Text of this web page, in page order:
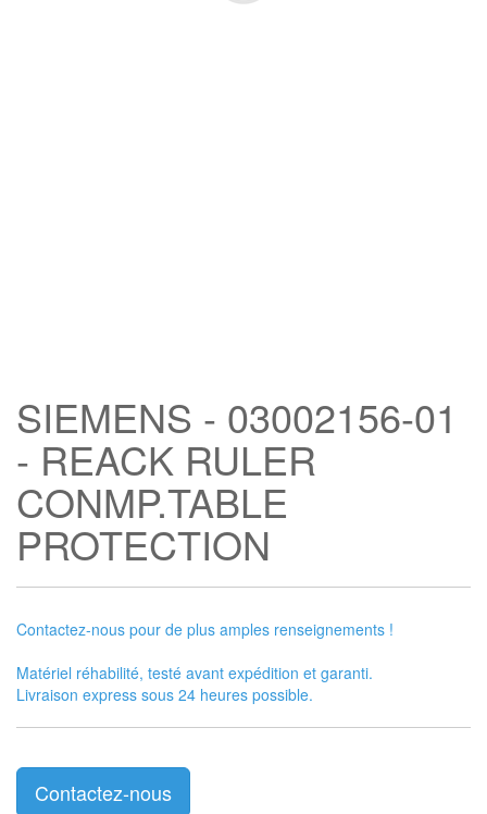
SIEMENS - 03002156-01
- REACK RULER
CONMP.TABLE
PROTECTION
Contactez-nous pour de plus amples renseignements !
Matériel réhabilité, testé avant expédition et garanti.
Livraison express sous 24 heures possible.
Contactez-nous